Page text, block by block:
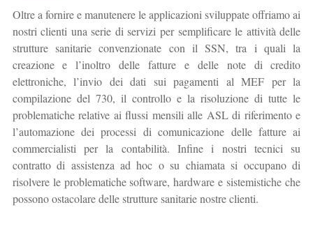
Oltre a fornire e manutenere le applicazioni sviluppate offriamo ai
nostri clienti una serie di servizi per semplificare le attività delle
strutture sanitarie convenzionate con il SSN, tra i quali la
creazione e l’inoltro delle fatture e delle note di credito
elettroniche, l’invio dei dati sui pagamenti al MEF per la
compilazione del 730, il controllo e la risoluzione di tutte le
problematiche relative ai flussi mensili alle ASL di riferimento e
l’automazione dei processi di comunicazione delle fatture ai
commercialisti per la contabilità. Infine i nostri tecnici su
contratto di assistenza ad hoc o su chiamata si occupano di
risolvere le problematiche software, hardware e sistemistiche che
possono ostacolare delle strutture sanitarie nostre clienti.